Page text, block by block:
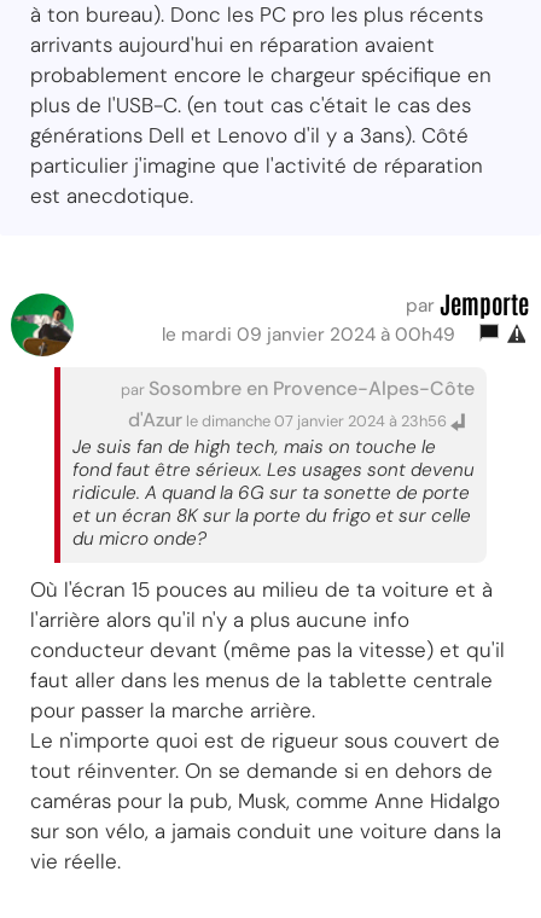
à ton bureau). Donc les PC pro les plus récents
arrivants aujourd'hui en réparation avaient
probablement encore le chargeur spécifique en
plus de l'USB-C. (en tout cas c'était le cas des
générations Dell et Lenovo d'il y a 3ans). Côté
particulier j'imagine que l'activité de réparation
est anecdotique.
par Jemporte
le mardi 09 janvier 2024 à 00h49
par Sosombre en Provence-Alpes-Côte
d'Azur le dimanche 07 janvier 2024 à 23h56
Je suis fan de high tech, mais on touche le
fond faut être sérieux. Les usages sont devenu
ridicule. A quand la 6G sur ta sonette de porte
et un écran 8K sur la porte du frigo et sur celle
du micro onde?
Où l'écran 15 pouces au milieu de ta voiture et à
l'arrière alors qu'il n'y a plus aucune info
conducteur devant (même pas la vitesse) et qu'il
faut aller dans les menus de la tablette centrale
pour passer la marche arrière.
Le n'importe quoi est de rigueur sous couvert de
tout réinventer. On se demande si en dehors de
caméras pour la pub, Musk, comme Anne Hidalgo
sur son vélo, a jamais conduit une voiture dans la
vie réelle.